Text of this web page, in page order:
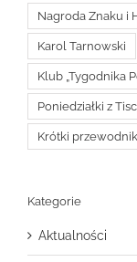
Nagroda Znaku i
Karol Tarnowski
Klub „Tygodnika
Poniedziałki z
Krótki
Kategorie
Aktualności